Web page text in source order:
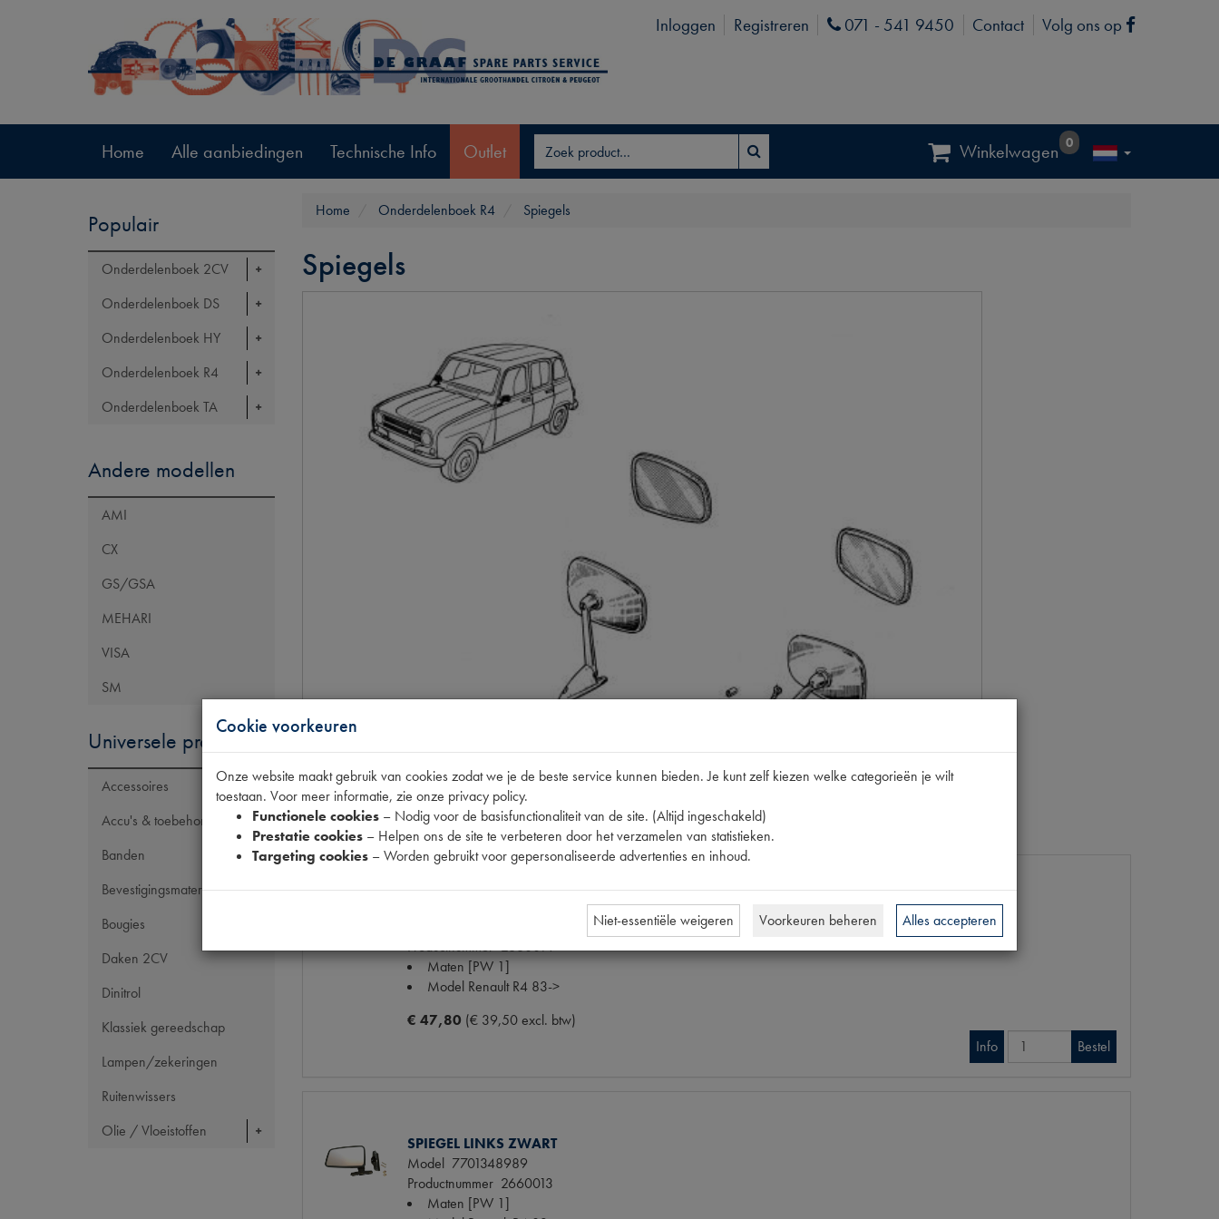
Inloggen Registreren Phone
071 - 541 9450 Contact Volg ons op Facebook
Home Alle aanbiedingen Technische Info Outlet Winkelwagen 0
Populair
Onderdelenboek 2CV
Onderdelenboek DS
Onderdelenboek HY
Onderdelenboek R4
Onderdelenboek TA
Andere modellen
AMI
CX
GS/GSA
MEHARI
VISA
SM
Universele producten
Accessoires
Accu's & toebehoren
Banden
Bevestigingsmateriaal
Bougies
Daken 2CV
Dinitrol
Klassiek gereedschap
Lampen/zekeringen
Ruitenwissers
Olie / Vloeistoffen
Home Onderdelenboek R4 Spiegels
Spiegels
Productnummer2660014
Maten [PW 1]
Model Renault R4 83->
€ 47,80 (€ 39,50 excl. btw)
Info
Bestel
SPIEGEL LINKS ZWART
Model 7701348989
Productnummer 2660013
Maten [PW 1]
Cookie voorkeuren
Onze website maakt gebruik van cookies zodat we je de beste service kunnen bieden. Je kunt zelf kiezen welke categorieën je wilt
toestaan. Voor meer informatie, zie onze privacy policy.
Functionele cookies – Nodig voor de basisfunctionaliteit van de site. (Altijd ingeschakeld)
Prestatie cookies – Helpen ons de site te verbeteren door het verzamelen van statistieken.
Targeting cookies – Worden gebruikt voor gepersonaliseerde advertenties en inhoud.
Niet-essentiële weigeren Voorkeuren beheren Alles accepteren